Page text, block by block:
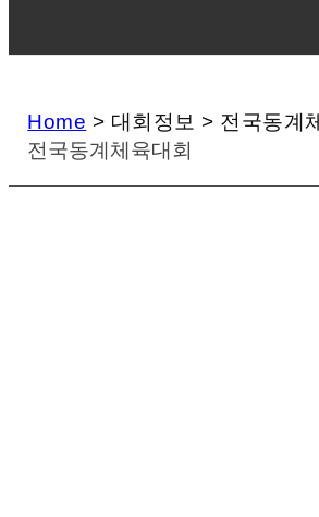
Home > 대회정보 > 전국동계
전국동계체육대회